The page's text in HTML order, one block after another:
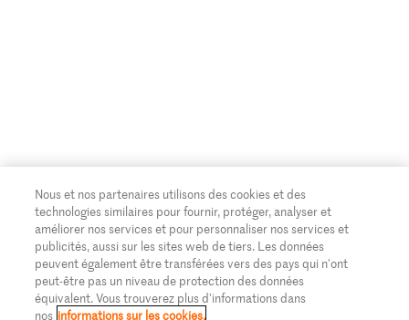
Nous et nos partenaires utilisons des cookies et des
technologies similaires pour fournir, protéger, analyser et
améliorer nos services et pour personnaliser nos services et
publicités, aussi sur les sites web de tiers. Les données
peuvent également être transférées vers des pays qui n'ont
peut-être pas un niveau de protection des données
équivalent. Vous trouverez plus d'informations dans
nos informations sur les cookies.